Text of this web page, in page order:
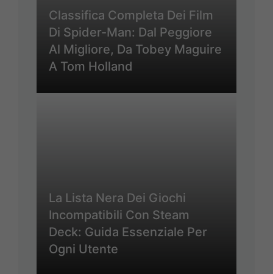
Classifica Completa Dei Film
Di Spider-Man: Dal Peggiore
Al Migliore, Da Tobey Maguire
A Tom Holland
La Lista Nera Dei Giochi
Incompatibili Con Steam
Deck: Guida Essenziale Per
Ogni Utente